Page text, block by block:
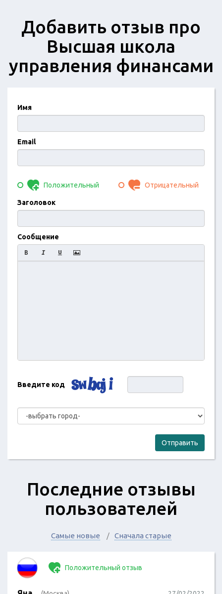
Добавить отзыв про
Высшая школа
управления финансами
Имя
Email
Положительный Отрицательный
Заголовок
Сообщение
Введите код
Отправить
Последние отзывы
пользователей
Самые новые Сначала старые
Положительный отзыв